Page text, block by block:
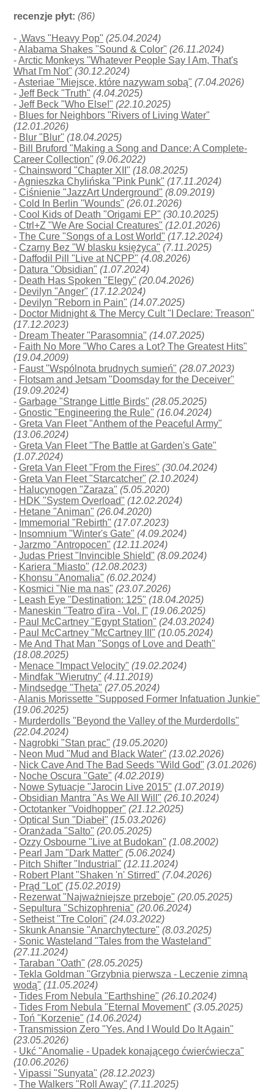
recenzje płyt: (86)
- .Wavs "Heavy Pop" (25.04.2024)
-Alabama Shakes "Sound & Color" (26.11.2024)
-Arctic Monkeys "Whatever People Say I Am, That's
What I'm Not" (30.12.2024)
-Asteriae "Miejsce, które nazywam sobą" (7.04.2026)
-Jeff Beck "Truth" (4.04.2025)
-Jeff Beck "Who Else!" (22.10.2025)
- Blues for Neighbors "Rivers of Living Water"
(12.01.2026)
- Blur "Blur" (18.04.2025)
- Bill Bruford "Making a Song and Dance: A Complete-
Career Collection" (9.06.2022)
-Chainsword "Chapter XII" (18.08.2025)
-Agnieszka Chylińska "Pink Punk" (17.11.2024)
-Ciśnienie "JazzArt Underground" (8.09.2019)
-Cold In Berlin "Wounds" (26.01.2026)
-Cool Kids of Death "Origami EP" (30.10.2025)
-Ctrl+Z "We Are Social Creatures" (12.01.2026)
-The Cure "Songs of a Lost World" (17.12.2024)
-Czarny Bez "W blasku księżyca" (7.11.2025)
- Daffodil Pill "Live at NCPP" (4.08.2026)
- Datura "Obsidian" (1.07.2024)
- Death Has Spoken "Elegy" (20.04.2026)
- Devilyn "Anger" (17.12.2024)
- Devilyn "Reborn in Pain" (14.07.2025)
- Doctor Midnight & The Mercy Cult "I Declare: Treason"
(17.12.2023)
- Dream Theater "Parasomnia" (14.07.2025)
- Faith No More "Who Cares a Lot? The Greatest Hits"
(19.04.2009)
- Faust "Wspólnota brudnych sumień" (28.07.2023)
- Flotsam and Jetsam "Doomsday for the Deceiver"
(19.09.2024)
-Garbage "Strange Little Birds" (28.05.2025)
-Gnostic "Engineering the Rule" (16.04.2024)
-Greta Van Fleet "Anthem of the Peaceful Army"
(13.06.2024)
-Greta Van Fleet "The Battle at Garden's Gate"
(1.07.2024)
-Greta Van Fleet "From the Fires" (30.04.2024)
-Greta Van Fleet "Starcatcher" (2.10.2024)
- Halucynogen "Zaraza" (5.05.2020)
- HDK "System Overload" (12.02.2024)
- Hetane "Animan" (26.04.2020)
- Immemorial "Rebirth" (17.07.2023)
- Insomnium "Winter's Gate" (4.09.2024)
-Jarzmo "Antropocen" (12.11.2024)
-Judas Priest "Invincible Shield" (8.09.2024)
- Kariera "Miasto" (12.08.2023)
- Khonsu "Anomalia" (6.02.2024)
- Kosmici "Nie ma nas" (23.07.2026)
- Leash Eye "Destination: 125" (18.04.2025)
- Maneskin "Teatro d'ira - Vol. I" (19.06.2025)
- Paul McCartney "Egypt Station" (24.03.2024)
- Paul McCartney "McCartney III" (10.05.2024)
- Me And That Man "Songs of Love and Death"
(18.08.2025)
- Menace "Impact Velocity" (19.02.2024)
- Mindfak "Wierutny" (4.11.2019)
- Mindsedge "Theta" (27.05.2024)
-Alanis Morissette "Supposed Former Infatuation Junkie"
(19.06.2025)
- Murderdolls "Beyond the Valley of the Murderdolls"
(22.04.2024)
- Nagrobki "Stan prac" (19.05.2020)
- Neon Mud "Mud and Black Water" (13.02.2026)
- Nick Cave And The Bad Seeds "Wild God" (3.01.2026)
- Noche Oscura "Gate" (4.02.2019)
- Nowe Sytuacje "Jarocin Live 2015" (1.07.2019)
-Obsidian Mantra "As We All Will" (26.10.2024)
-Octotanker "Voidhopper" (21.12.2025)
-Optical Sun "Diabeł" (15.03.2026)
-Oranżada "Salto" (20.05.2025)
-Ozzy Osbourne "Live at Budokan" (1.08.2002)
- Pearl Jam "Dark Matter" (5.06.2024)
- Pitch Shifter "Industrial" (12.11.2024)
- Robert Plant "Shaken 'n' Stirred" (7.04.2026)
- Prąd "Lot" (15.02.2019)
- Rezerwat "Najważniejsze przeboje" (20.05.2025)
- Sepultura "Schizophrenia" (20.06.2024)
- Setheist "Tre Colori" (24.03.2022)
- Skunk Anansie "Anarchytecture" (8.03.2025)
- Sonic Wasteland "Tales from the Wasteland"
(27.11.2024)
-Taraban "Oath" (28.05.2025)
-Tekla Goldman "Grzybnia pierwsza - Leczenie zimną
wodą" (11.05.2024)
-Tides From Nebula "Earthshine" (26.10.2024)
-Tides From Nebula "Eternal Movement" (3.05.2025)
-Toń "Korzenie" (14.06.2024)
-Transmission Zero "Yes. And I Would Do It Again"
(23.05.2026)
- Ukć "Anomalie - Upadek konającego ćwierćwiecza"
(10.06.2026)
-Vipassi "Sunyata" (28.12.2023)
-The Walkers "Roll Away" (7.11.2025)